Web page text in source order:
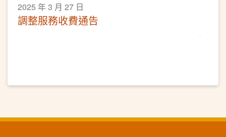
2025 年 3 月 27 日
調整服務收費通告